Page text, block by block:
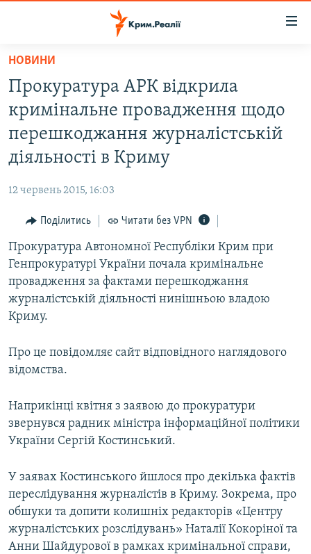
Перейти
основного
матеріалу
Перейти
до
основної
Перейти
пошуку
ВОДА.КРИМ
ВІДЕО ТА ФОТО
ПОЛІТИКА
ПОГЛЯД
ІНТЕРВ'Ю
ВСЕ ЗА ДЕНЬ
СПЕЦПРОЕКТИ
ДЕПОРТАЦІЯ
ВІДЕОУРОКИ «ELIFBE»
СВІДЧЕННЯ ОКУПАЦІЇ
УКРАЇНСЬКА ПРОБЛЕМА КРИМУ
ІНФОГРАФІКА
ЯК ОБІЙТИ БЛОКУВАННЯ
Qırımtatar
НОВИНИ
Прокуратура АРК відкрила
кримінальне провадження щодо
перешкоджання журналістській
діяльності в Криму
12 червень 2015, 16:03
Поділитись Читати без VPN
Прокуратура Автономної Республіки Крим при
Генпрокуратурі України почала кримінальне
провадження за фактами перешкоджання
журналістській діяльності нинішньою владою
Криму.
Про це повідомляє сайт відповідного наглядового
відомства.
Наприкінці квітня з заявою до прокуратури
звернувся радник міністра інформаційної політики
України Сергій Костинський.
У заявах Костинського йшлося про декілька фактів
переслідування журналістів в Криму. Зокрема, про
обшуки та допити колишніх редакторів «Центру
журналістських розслідувань» Наталії Кокоріної та
Анни Шайдурової в рамках кримінальної справи,